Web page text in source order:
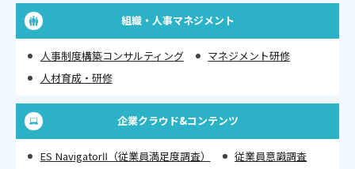
組織・人事マネジメント
人事制度構築コンサルティング
マネジメント研修
人材育成・研修
企業クラウド&コンテンツ
ES NavigatorⅡ（従業員満足度調査）
従業員意識調査